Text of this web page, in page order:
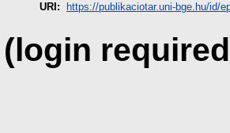
URI:
https://publikaciotar.uni-bge.hu/id/